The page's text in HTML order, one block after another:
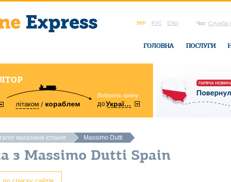
УКР РУС ENG Чат: Служба
ГОЛОВНА ПОСЛУГИ
літаком кораблем
Виберіть країну:
доУкраїни
область:
Вінницька
магазинів Іспанія Massimo Dutti
з Massimo Dutti Spain